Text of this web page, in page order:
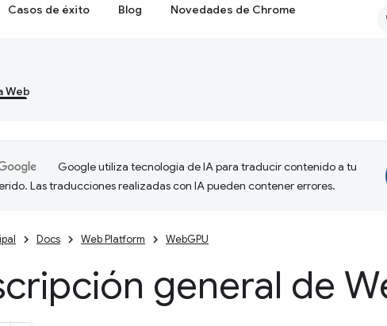
Casos de éxito Blog Novedades de Chrome
Web
Google utiliza tecnología de IA para traducir contenido a tu
Las traducciones realizadas con IA pueden contener errores.
Docs Web Platform WebGPU
general de